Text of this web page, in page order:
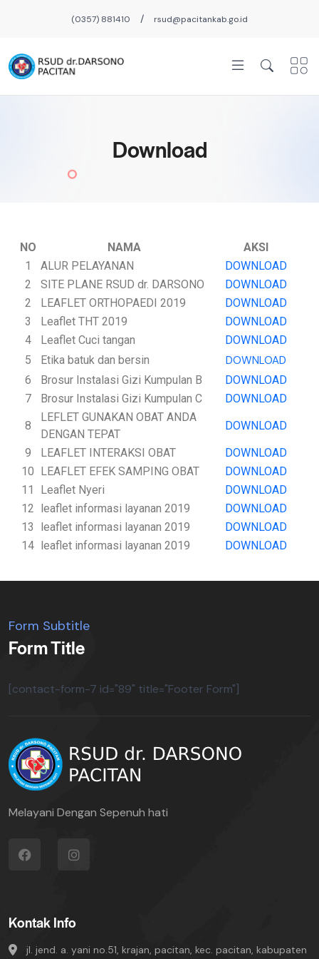
(0357) 881410 / rsud@pacitankab.go.id
Download
NO NAMA
AKSI
1
ALUR PELAYANAN
DOWNLOAD
2
SITE PLANE RSUD dr. DARSONO
DOWNLOAD
2
LEAFLET ORTHOPAEDI 2019
DOWNLOAD
3
Leaflet THT 2019
DOWNLOAD
4
Leaflet Cuci tangan
DOWNLOAD
5
Etika batuk dan bersin DOWNLOAD
6 Brosur Instalasi Gizi Kumpulan B
DOWNLOAD
7
Brosur Instalasi Gizi Kumpulan C
DOWNLOAD
8
LEFLET GUNAKAN OBAT ANDA
DENGAN TEPAT
DOWNLOAD
9
LEAFLET INTERAKSI OBAT
DOWNLOAD
10 LEAFLET EFEK SAMPING OBAT
DOWNLOAD
11
Leaflet Nyeri
DOWNLOAD
12 leaflet informasi layanan 2019
DOWNLOAD
13
leaflet informasi layanan 2019
DOWNLOAD
14 leaflet informasi layanan 2019 DOWNLOAD
Form Subtitle
Form Title
[contact-form-7 id="89" title="Footer Form"]
Melayani Dengan Sepenuh hati
Kontak Info
jl. jend. a. yani no.51, krajan, pacitan, kec. pacitan, kabupaten